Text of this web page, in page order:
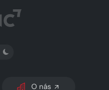
-
PŘEPNOUT SVĚTLÝ/TMAVÝ REŽIM